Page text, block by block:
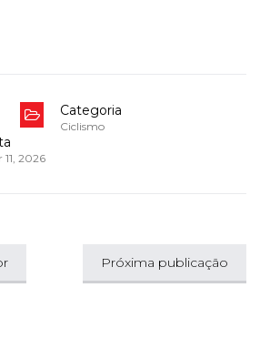
Categoria
Ciclismo
11, 2026
Próxima publicação